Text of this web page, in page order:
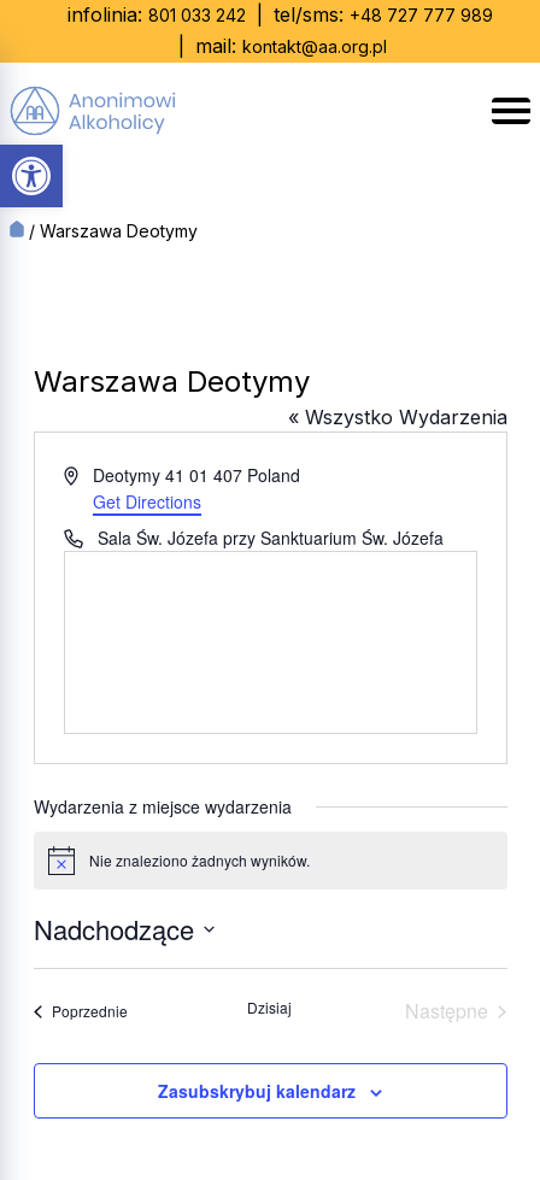
Otwórz pasek narzędzi
infolinia: 801 033 242 tel/sms: +48 727 777 989
mail: kontakt@aa.org.pl
/ Warszawa Deotymy
Warszawa Deotymy
« Wszystko Wydarzenia
AdresDeotymy 41 01 407 Poland
Get Directions
TelefonSala Św. Józefa przy Sanktuarium Św. Józefa
Wydarzenia z miejsce wydarzenia
Powiadomienie
Nie znaleziono żadnych wyników.
Nadchodzące
Wybierz
PoprzednieWydarzenia Dzisiaj
Następne
Zasubskrybuj kalendarz